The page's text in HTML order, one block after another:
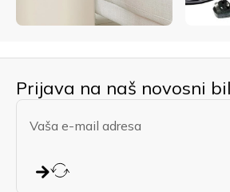
Prijava na naš novosni